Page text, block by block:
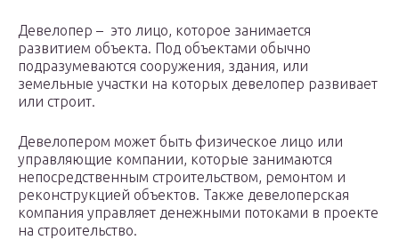
Девелопер – это лицо, которое занимается
развитием объекта. Под объектами обычно
подразумеваются сооружения, здания, или
земельные участки на которых девелопер развивает
или строит.
Девелопером может быть физическое лицо или
управляющие компании, которые занимаются
непосредственным строительством, ремонтом и
реконструкцией объектов. Также девелоперская
компания управляет денежными потоками в проекте
на строительство.